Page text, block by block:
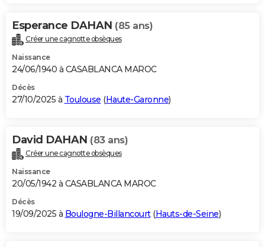
Esperance DAHAN (85 ans)
Créer une cagnotte obsèques
Naissance
24/06/1940 à CASABLANCA MAROC
Décès
27/10/2025 à Toulouse (Haute-Garonne)
David DAHAN (83 ans)
Créer une cagnotte obsèques
Naissance
20/05/1942 à CASABLANCA MAROC
Décès
19/09/2025 à Boulogne-Billancourt(Hauts-de-Seine)